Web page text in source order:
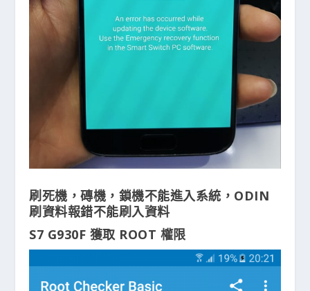
刷死機，磚機，鎖機不能進入系統，ODIN
刷資料報錯不能刷入資料
S7 G930F 獲取 ROOT 權限